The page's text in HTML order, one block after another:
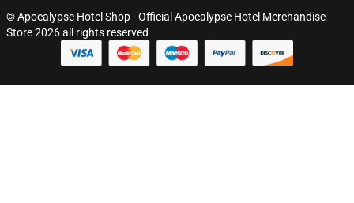
© Apocalypse Hotel Shop - Official Apocalypse Hotel Merchandise
Store 2026 all rights reserved